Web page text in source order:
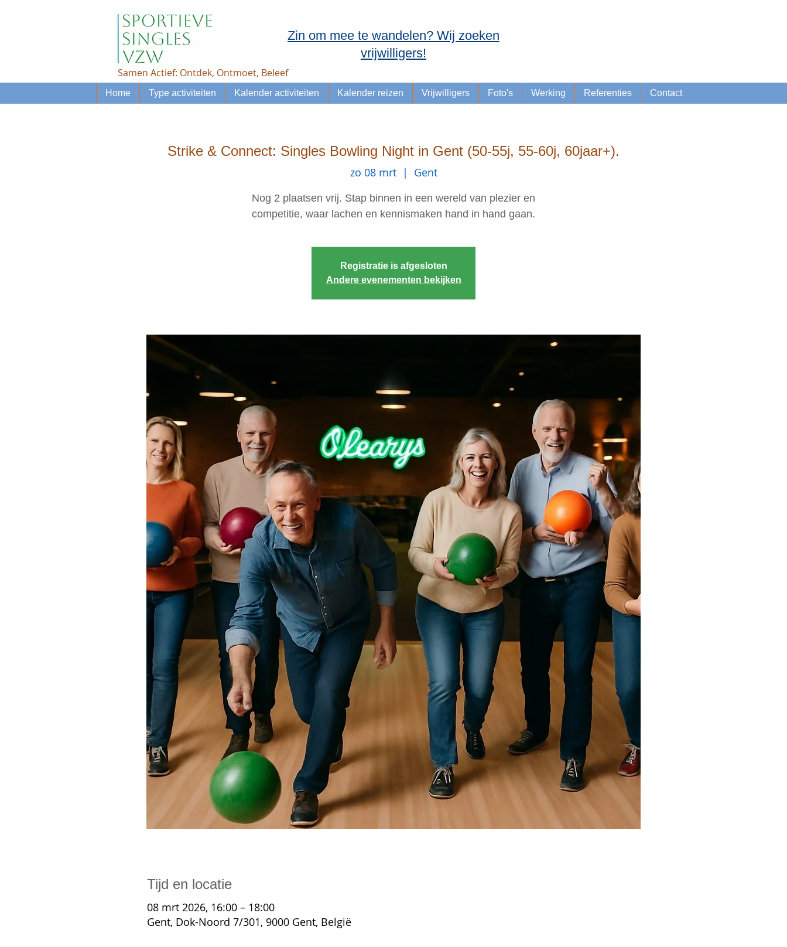
Samen Actief: Ontdek, Ontmoet, Beleef
Zin om mee te wandelen? Wij zoeken
vrijwilligers!
Home Type activiteiten Kalender activiteiten Kalender reizen Vrijwilligers Foto's Werking Referenties Contact
Strike & Connect: Singles Bowling Night in Gent (50-55j, 55-60j, 60jaar+).
zo 08 mrt
  |
Gent
Nog 2 plaatsen vrij. Stap binnen in een wereld van plezier en
competitie, waar lachen en kennismaken hand in hand gaan.
Registratie is afgesloten
Andere evenementen bekijken
Tijd en locatie
08 mrt 2026, 16:00 – 18:00
Gent, Dok-Noord 7/301, 9000 Gent, België